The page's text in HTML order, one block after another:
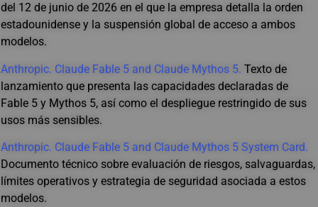
del 12 de junio de 2026 en el que la empresa detalla la orden
estadounidense y la suspensión global de acceso a ambos
modelos.
Anthropic. Claude Fable 5 and Claude Mythos 5. Texto de
lanzamiento que presenta las capacidades declaradas de
Fable 5 y Mythos 5, así como el despliegue restringido de sus
usos más sensibles.
Anthropic. Claude Fable 5 and Claude Mythos 5 System Card.
Documento técnico sobre evaluación de riesgos, salvaguardas,
límites operativos y estrategia de seguridad asociada a estos
modelos.